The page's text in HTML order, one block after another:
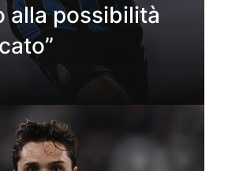
alla possibilità